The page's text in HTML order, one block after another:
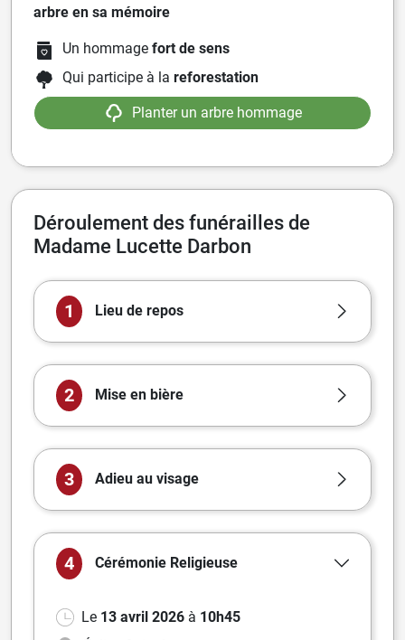
arbre en sa mémoire
Un hommage fort de sens
Qui participe à la reforestation
Planter un arbre hommage
Déroulement des funérailles de
Madame Lucette Darbon
1 Lieu de repos
2 Mise en bière
3 Adieu au visage
4 Cérémonie Religieuse
Le 13 avril 2026 à 10h45